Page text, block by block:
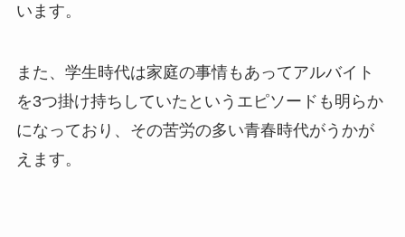
います。
また、学生時代は家庭の事情もあってアルバイト
を3つ掛け持ちしていたというエピソードも明らか
になっており、その苦労の多い青春時代がうかが
えます。